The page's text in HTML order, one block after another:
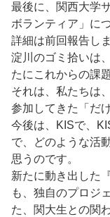
最後に、関西大学
ボランティア」に
詳細は前回報告し
淀川のゴミ拾いは
たにこれからの課
それは、私たちは
参加してきた「だ
今後は、KISで、
で、どのような活
思うのです。
新たに動き出した
も、独自のプロジ
た、関大生との関